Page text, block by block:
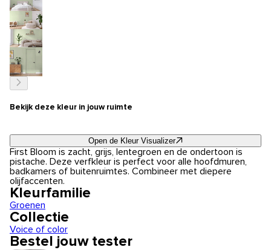
Bekijk deze kleur in jouw ruimte
Open de Kleur Visualizer
First Bloom is zacht, grijs, lentegroen en de ondertoon is
pistache. Deze verfkleur is perfect voor alle hoofdmuren,
badkamers of buitenruimtes. Combineer met diepere
olijfaccenten.
Kleurfamilie
Groenen
Collectie
Voice of color
Bestel jouw tester